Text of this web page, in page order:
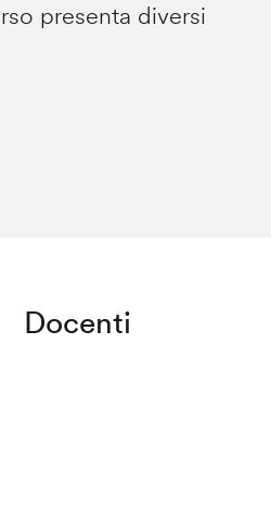
presenta diversi
Docenti